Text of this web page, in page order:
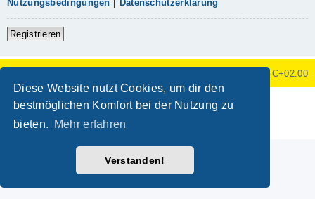
Diese Website nutzt Cookies, um dir den
bestmöglichen Komfort bei der Nutzung zu
bieten.
Mehr erfahren
Verstanden!
Nutzungsbedingungen Datenschutzerklärung
Registrieren
UTC+02:00
Powered by phpBB ® Forum Software © phpBB Limited
phpBB.de
Datenschutz